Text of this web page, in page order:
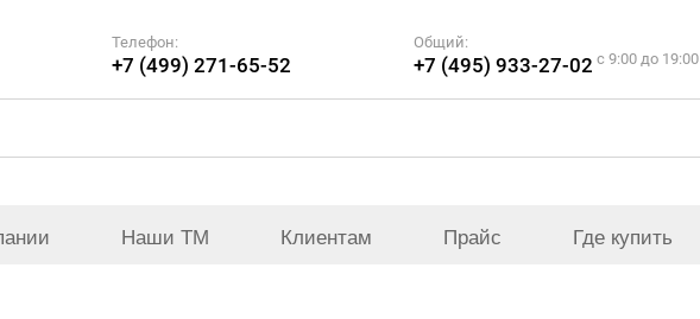
Телефон:
+7 (499) 271-65-52
Общий:
+7 (495) 933-27-02 c 9:00 до 19:00
Наши ТМ Клиентам Прайс Где купить